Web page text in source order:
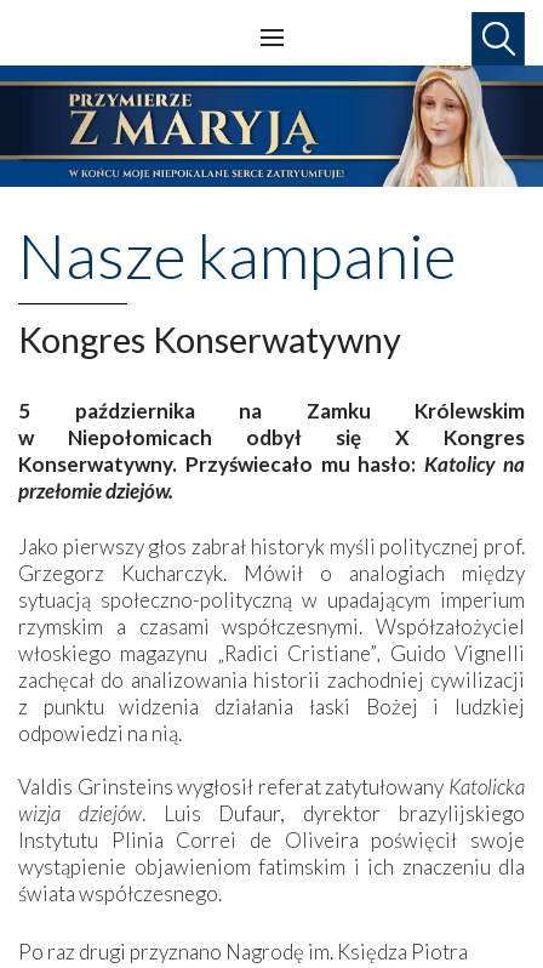
Nasze kampanie
Kongres Konserwatywny
5 października na Zamku Królewskim
w Niepołomicach odbył się X Kongres
Konserwatywny. Przyświecało mu hasło:Katolicy na
przełomie dziejów.
Jako pierwszy głos zabrał historyk myśli politycznej prof.
Grzegorz Kucharczyk. Mówił o analogiach między
sytuacją społeczno-polityczną w upadającym imperium
rzymskim a czasami współczesnymi. Współzałożyciel
włoskiego magazynu „Radici Cristiane”, Guido Vignelli
zachęcał do analizowania historii zachodniej cywilizacji
z punktu widzenia działania łaski Bożej i ludzkiej
odpowiedzi na nią.
Valdis Grinsteins wygłosił referat zatytułowany Katolicka
wizja dziejów. Luis Dufaur, dyrektor brazylijskiego
Instytutu Plinia Correi de Oliveira poświęcił swoje
wystąpienie objawieniom fatimskim i ich znaczeniu dla
świata współczesnego.
Po raz drugi przyznano Nagrodę im. Księdza Piotra